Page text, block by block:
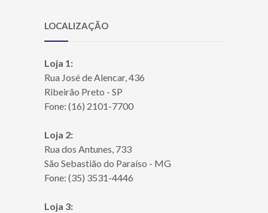
LOCALIZAÇÃO
Loja 1:
Rua José de Alencar, 436
Ribeirão Preto - SP
Fone: (16) 2101-7700
Loja 2:
Rua dos Antunes, 733
São Sebastião do Paraíso - MG
Fone: (35) 3531-4446
Loja 3: